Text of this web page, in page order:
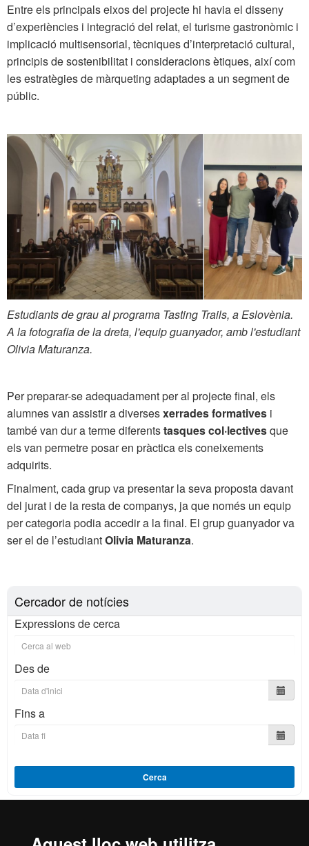
Entre els principals eixos del projecte hi havia el disseny
d’experiències i integració del relat, el turisme gastronòmic i
implicació multisensorial, tècniques d’interpretació cultural,
principis de sostenibilitat i consideracions ètiques, així com
les estratègies de màrqueting adaptades a un segment de
públic.
Estudiants de grau al programa Tasting Trails, a Eslovènia.
A la fotografia de la dreta, l'equip guanyador, amb l'estudiant
Olivia Maturanza.
Per preparar-se adequadament per al projecte final, els
alumnes van assistir a diversesxerrades formatives i
també van dur a terme diferentstasques col·lectivesque
els van permetre posar en pràctica els coneixements
adquirits.
Finalment, cada grup va presentar la seva proposta davant
del jurat i de la resta de companys, ja que només un equip
per categoria podia accedir a la final. El grup guanyador va
ser el de l’estudiantOlivia Maturanza.
Cercador de notícies
Expressions de cerca
Des de
Fins a
Cerca